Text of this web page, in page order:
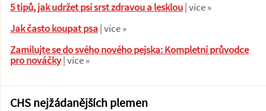
5 tipů, jak udržet psí srst zdravou a lesklou| více »
Jak často koupat psa| více »
Zamilujte se do svého nového pejska: Kompletní průvodce
pro nováčky| více »
CHS nejžádanějších plemen